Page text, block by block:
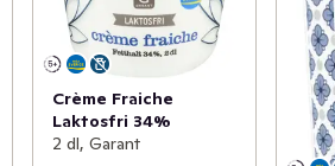
Crème Fraiche
Laktosfri 34%
2 dl, Garant